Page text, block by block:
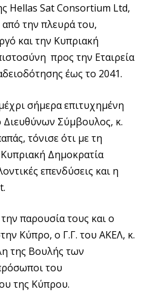
Hellas Sat Consortium Ltd,
από την πλευρά του,
και την Κυπριακή
προς την Εταιρεία
έως το 2041.
σήμερα επιτυχημένη
Διευθύνων Σύμβουλος, κ.
τόνισε ότι με τη
Δημοκρατία
επενδύσεις και η
παρουσία τους και ο
Κύπρο, ο Γ.Γ. του ΑΚΕΛ, κ.
της Βουλής των
του
της Κύπρου.